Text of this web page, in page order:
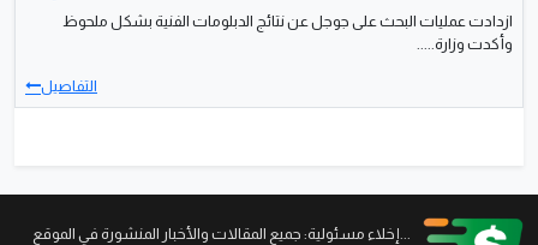
ازدادت عمليات البحث على جوجل عن نتائج الدبلومات الفنية بشكل ملحوظ
وأكدت وزارة.....
التفاصيل
...إخلاء مسئولية: جميع المقالات والأخبار المنشورة في الموقع